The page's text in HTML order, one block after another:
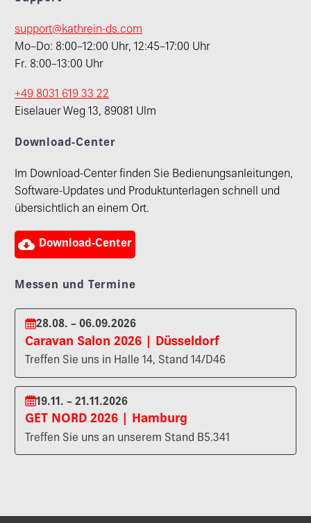
support@kathrein-ds.com
Mo–Do: 8:00–12:00 Uhr, 12:45–17:00 Uhr
Fr. 8:00–13:00 Uhr
+49 8031 619 33 22
Eiselauer Weg 13, 89081 Ulm
Download-Center
Im Download-Center finden Sie Bedienungsanleitungen,
Software-Updates und Produktunterlagen schnell und
übersichtlich an einem Ort.
 Download-Center
Messen und Termine
28.08. – 06.09.2026
Caravan Salon 2026 | Düsseldorf
Treffen Sie uns in Halle 14, Stand 14/D46
19.11. – 21.11.2026
GET NORD 2026 | Hamburg
Treffen Sie uns an unserem Stand B5.341